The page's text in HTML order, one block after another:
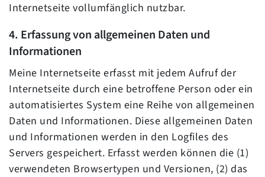
Internetseite vollumfänglich nutzbar.
4. Erfassung von allgemeinen Daten und
Informationen
Meine Internetseite erfasst mit jedem Aufruf der
Internetseite durch eine betroffene Person oder ein
automatisiertes System eine Reihe von allgemeinen
Daten und Informationen. Diese allgemeinen Daten
und Informationen werden in den Logfiles des
Servers gespeichert. Erfasst werden können die (1)
verwendeten Browsertypen und Versionen, (2) das